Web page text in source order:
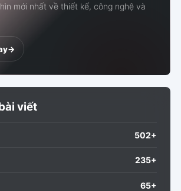
mới nhất về thiết kế, công nghệ và
->
viết
502+
235+
65+